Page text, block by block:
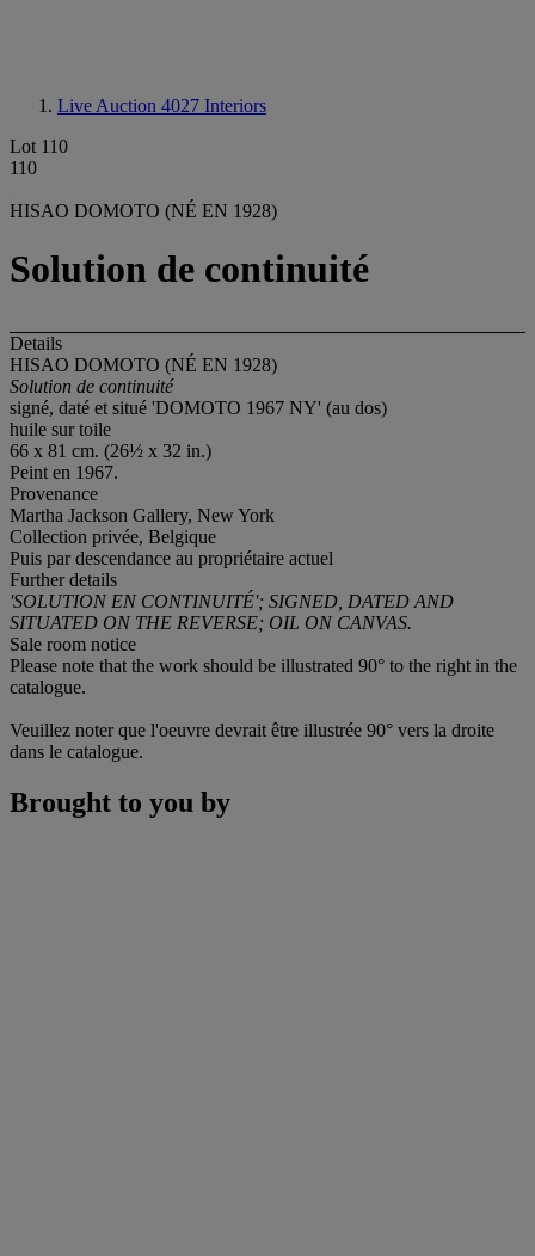
Live Auction 4027 Interiors
Lot 110
110
HISAO DOMOTO (NÉ EN 1928)
Solution de continuité
Details
HISAO DOMOTO (NÉ EN 1928)
Solution de continuité
signé, daté et situé 'DOMOTO 1967 NY' (au dos)
huile sur toile
66 x 81 cm. (26½ x 32 in.)
Peint en 1967.
Provenance
Martha Jackson Gallery, New York
Collection privée, Belgique
Puis par descendance au propriétaire actuel
Further details
'SOLUTION EN CONTINUITÉ'; SIGNED, DATED AND
SITUATED ON THE REVERSE; OIL ON CANVAS.
Sale room notice
Please note that the work should be illustrated 90° to the right in the
catalogue.
Veuillez noter que l'oeuvre devrait être illustrée 90° vers la droite
dans le catalogue.
Brought to you by